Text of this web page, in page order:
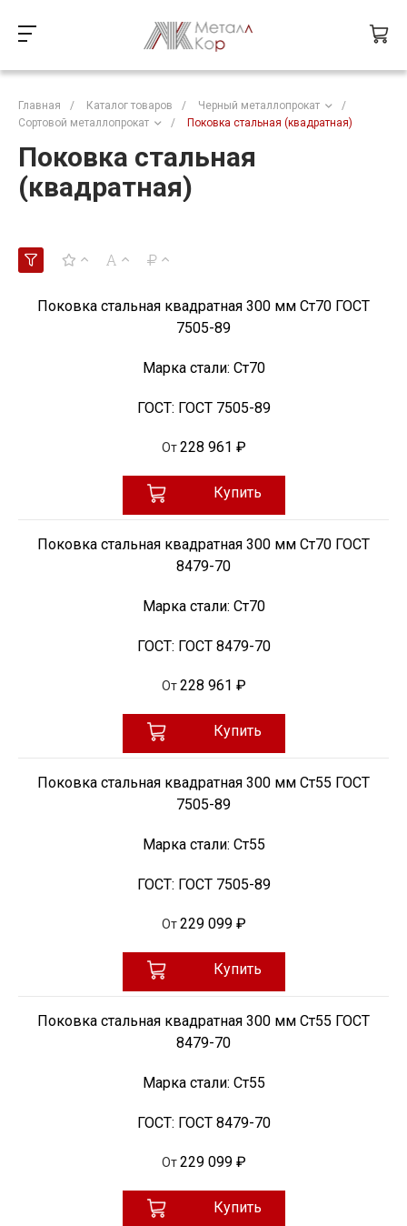
Главная / Каталог товаров / Черный металлопрокат
/
Сортовой металлопрокат
/ Поковка стальная (квадратная)
Поковка стальная
(квадратная)
Поковка стальная квадратная 300 мм Ст70 ГОСТ
7505-89
Марка стали: Ст70
ГОСТ: ГОСТ 7505-89
От 228 961 ₽
Купить
Поковка стальная квадратная 300 мм Ст70 ГОСТ
8479-70
Марка стали: Ст70
ГОСТ: ГОСТ 8479-70
От 228 961 ₽
Купить
Поковка стальная квадратная 300 мм Ст55 ГОСТ
7505-89
Марка стали: Ст55
ГОСТ: ГОСТ 7505-89
От 229 099 ₽
Купить
Поковка стальная квадратная 300 мм Ст55 ГОСТ
8479-70
Марка стали: Ст55
ГОСТ: ГОСТ 8479-70
От 229 099 ₽
Купить